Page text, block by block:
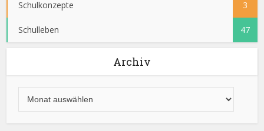
Schulkonzepte 3
Schulleben 47
Archiv